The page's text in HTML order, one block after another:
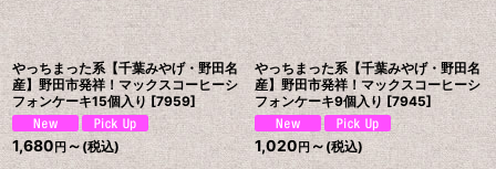
やっちまった系【千葉みやげ・野田名
産】野田市発祥！マックスコーヒーシ
フォンケーキ15個入り [7959]
1,680円～ (税込)
やっちまった系【千葉みやげ・野田名
産】野田市発祥！マックスコーヒーシ
フォンケーキ9個入り [7945]
1,020 円 ～ (税込)